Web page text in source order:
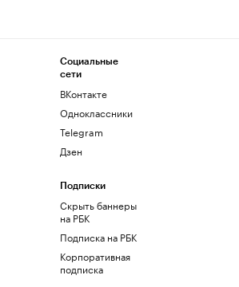
Социальные
сети
ВКонтакте
Одноклассники
Telegram
Дзен
Подписки
Скрыть баннеры
на РБК
Подписка на РБК
Корпоративная
подписка